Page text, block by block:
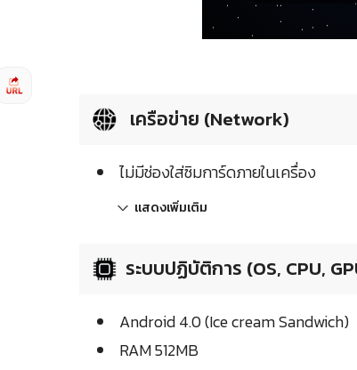
เครือข่าย (Network)
ไม่มีช่องใส่ซิมการ์ดภายในเครื่อง
แสดงเพิ่มเติม
ระบบปฏิบัติการ (OS, CPU,
Android 4.0 (Ice cream Sandwich)
RAM 512MB